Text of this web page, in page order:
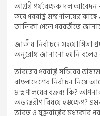
আগ্রহী পর্যবেক্ষক দল আবেদন
তবে পররাষ্ট্র মন্ত্রণালয়ের
তালিকা পেলে পরবর্তীতে
জাতীয় নির্বাচনে সহযোগিতা
অনুরোধ জানানো হয়নি বলেও
ভারতের পররাষ্ট্র সচিবের
বাংলাদেশের নির্বাচন নিয়ে
মন্ত্রণালয়ের বক্তব্য কি?
অভ্যন্তরীণ বিষয়ে হস্তক্ষেপ?
ভারত ও যুক্তরাষ্ট্রের মধ্যকার